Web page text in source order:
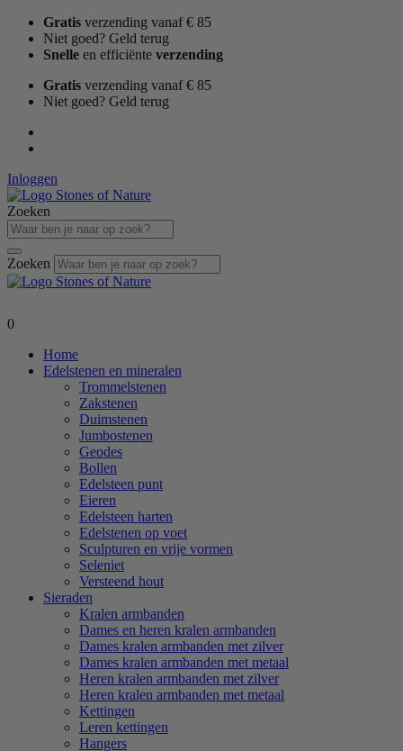
naar
Gratis verzending vanaf € 85
Niet goed? Geld terug
Snelle en efficiënte verzending
Gratis verzending vanaf € 85
Niet goed? Geld terug
Inloggen
Zoeken
Zoeken
0
Home
Edelstenen en mineralen
Trommelstenen
Zakstenen
Duimstenen
Jumbostenen
Geodes
Bollen
Edelsteen punt
Eieren
Edelsteen harten
Edelstenen op voet
Sculpturen en vrije vormen
Seleniet
Versteend hout
Sieraden
Kralen armbanden
Dames en heren kralen armbanden
Dames kralen armbanden met zilver
Dames kralen armbanden met metaal
Heren kralen armbanden met zilver
Heren kralen armbanden met metaal
Kettingen
Leren kettingen
Hangers